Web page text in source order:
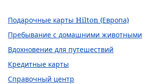
Подарочные карты Hilton (Европа)
Пребывание с домашними животными
Вдохновение для путешествий
Кредитные карты
Справочный центр